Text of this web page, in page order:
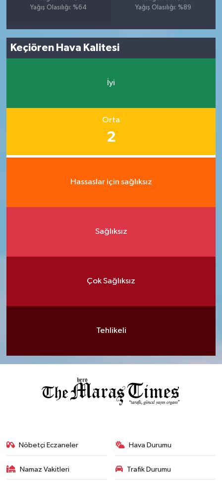
Yağış Olasılığı: %64
Yağış Olasılığı: %89
Keçiören Hava Kalitesi
İyi
Orta
2
Hassaslar için sağlıksız
Sağlıksız
Çok Sağlıksız
Tehlikeli
Nöbetçi Eczaneler Hava Durumu
Namaz Vakitleri Trafik Durumu